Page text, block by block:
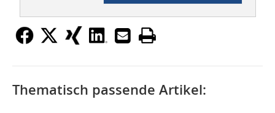
Thematisch passende Artikel: